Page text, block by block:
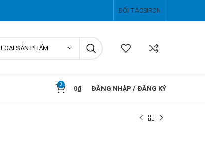
ĐỐI TÁCSIRON
LOẠI SẢN PHẨM
0
0₫ ĐĂNG NHẬP / ĐĂNG KÝ